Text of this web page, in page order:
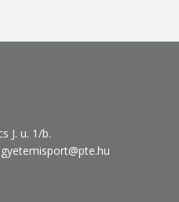
J. u. 1/b.